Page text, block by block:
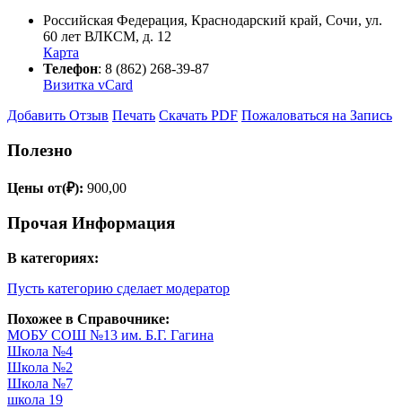
Российская Федерация, Краснодарский край, Сочи, ул.
60 лет ВЛКСМ, д. 12
Карта
Телефон: 8 (862) 268-39-87
Визитка vCard
Добавить Отзыв Печать Скачать PDF Пожаловаться на Запись
Полезно
Цены от(₽): 900,00
Прочая Информация
В категориях:
Пусть категорию сделает модератор
Похожее в Справочнике:
МОБУ СОШ №13 им. Б.Г. Гагина
Школа №4
Школа №2
Школа №7
школа 19